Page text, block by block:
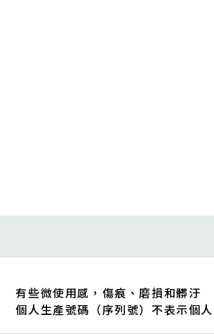
有些微使用感，傷痕、磨損和髒汙
個人生產號碼（序列號）不表示個